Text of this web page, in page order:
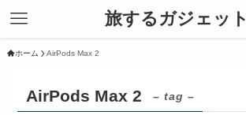
旅するガジェット
ホーム AirPods Max 2
AirPods Max 2 – tag –